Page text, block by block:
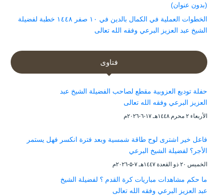
(بدون عنوان)
الخطوات العملية في الكمال بالدين في ١٠ صفر ١٤٤٨ خطبة لفضيلة
الشيخ عبد العزيز البرعي وفقه الله تعالى
فتاوى
حفلة توديع العزوبية مقطع لصاحب الفضيلة الشيخ عبد
العزيز البرعي وفقه الله تعالى
الأربعاء ۲ محرم ۱٤٤۸هـ ۱۷-٦-۲۰۲٦م
فاعل خير اشترى لوح طاقة شمسية وبعد فترة انكسر فهل يستمر
الأجر؟ لفضيلة الشيخ البرعي
الخميس ۲۰ ذو القعدة ۱٤٤۷هـ ۷-۵-۲۰۲٦م
ما حكم مشاهدات مباريات كرة القدم ؟ لفضيلة الشيخ
عبد العزيز البرعي وفقه الله تعالى